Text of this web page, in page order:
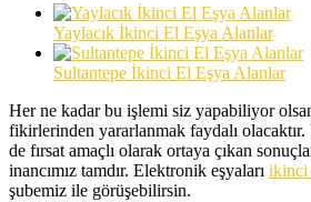
Yaylacık İkinci El Eşya Alanlar
Sultantepe İkinci El Eşya Alanlar
Her ne kadar bu işlemi siz yapabiliyor
fikirlerinden yararlanmak faydalı olacaktır.
de fırsat amaçlı olarak ortaya çıkan
inancımız tamdır. Elektronik eşyaları ikinci
şubemiz ile görüşebilirsin.